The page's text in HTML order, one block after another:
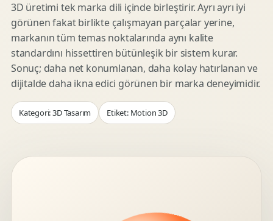
3D üretimi tek marka dili içinde birleştirir. Ayrı ayrı iyi
görünen fakat birlikte çalışmayan parçalar yerine,
markanın tüm temas noktalarında aynı kalite
standardını hissettiren bütünleşik bir sistem kurar.
Sonuç; daha net konumlanan, daha kolay hatırlanan ve
dijitalde daha ikna edici görünen bir marka deneyimidir.
Kategori: 3D Tasarım Etiket: Motion 3D